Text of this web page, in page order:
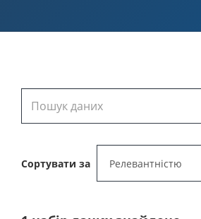
Сортувати за